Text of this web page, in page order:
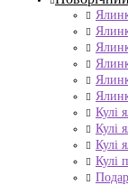
Кулі
Кулі
Кулі
Кулі